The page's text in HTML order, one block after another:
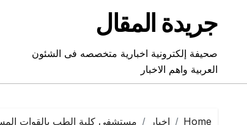
contentجريدة المقال
صحيفة إلكترونية اخبارية متخصصه فى الشئون
العربية واهم الاخبار
Home اخبار مستشفى كلية الطب بالقوات